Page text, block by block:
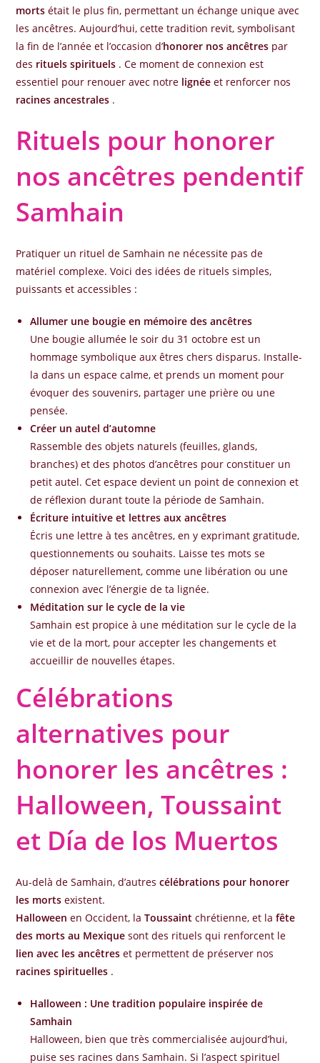
morts était le plus fin, permettant un échange unique avec
les ancêtres. Aujourd’hui, cette tradition revit, symbolisant
la fin de l’année et l’occasion d’honorer nos ancêtres par
des rituels spirituels . Ce moment de connexion est
essentiel pour renouer avec notre lignée et renforcer nos
racines ancestrales .
Rituels pour honorer
nos ancêtres pendentif
Samhain
Pratiquer un rituel de Samhain ne nécessite pas de
matériel complexe. Voici des idées de rituels simples,
puissants et accessibles :
Allumer une bougie en mémoire des ancêtres
Une bougie allumée le soir du 31 octobre est un
hommage symbolique aux êtres chers disparus. Installe-
la dans un espace calme, et prends un moment pour
évoquer des souvenirs, partager une prière ou une
pensée.
Créer un autel d’automne
Rassemble des objets naturels (feuilles, glands,
branches) et des photos d’ancêtres pour constituer un
petit autel. Cet espace devient un point de connexion et
de réflexion durant toute la période de Samhain.
Écriture intuitive et lettres aux ancêtres
Écris une lettre à tes ancêtres, en y exprimant gratitude,
questionnements ou souhaits. Laisse tes mots se
déposer naturellement, comme une libération ou une
connexion avec l’énergie de ta lignée.
Méditation sur le cycle de la vie
Samhain est propice à une méditation sur le cycle de la
vie et de la mort, pour accepter les changements et
accueillir de nouvelles étapes.
Célébrations
alternatives pour
honorer les ancêtres :
Halloween, Toussaint
et Día de los Muertos
Au-delà de Samhain, d’autrescélébrations pour honorer
les morts existent.
Halloween en Occident, laToussaint chrétienne, et lafête
des morts au Mexique sont des rituels qui renforcent le
lien avec les ancêtres et permettent de préserver nos
racines spirituelles .
Halloween : Une tradition populaire inspirée de
Samhain
Halloween, bien que très commercialisée aujourd’hui,
puise ses racines dans Samhain. Si l’aspect spirituel